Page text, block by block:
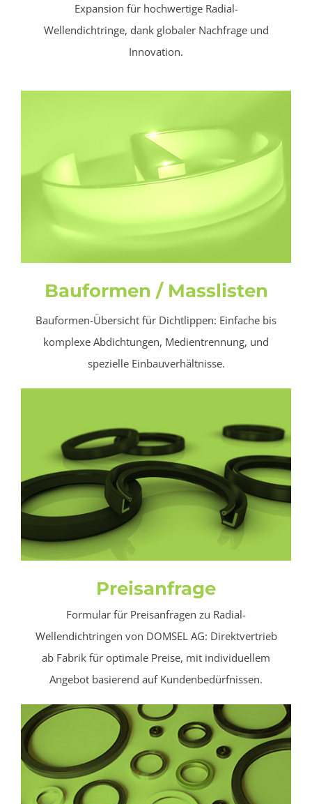
Expansion für hochwertige Radial-
Wellendichtringe, dank globaler Nachfrage und
Innovation.
Bauformen / Masslisten
Bauformen-Übersicht für Dichtlippen: Einfache bis
komplexe Abdichtungen, Medientrennung, und
spezielle Einbauverhältnisse.
Preisanfrage
Formular für Preisanfragen zu Radial-
Wellendichtringen von DOMSEL AG: Direktvertrieb
ab Fabrik für optimale Preise, mit individuellem
Angebot basierend auf Kundenbedürfnissen.